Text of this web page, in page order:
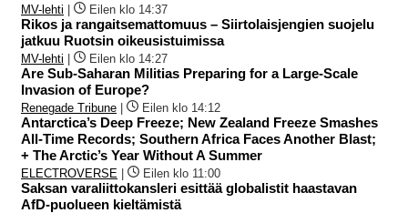
MV-lehti Eilen klo 14:37
Rikos ja rangaitsemattomuus – Siirtolaisjengien suojelu
jatkuu Ruotsin oikeusistuimissa
MV-lehti Eilen klo 14:27
Are Sub-Saharan Militias Preparing for a Large-Scale
Invasion of Europe?
Renegade Tribune Eilen klo 14:12
Antarctica’s Deep Freeze; New Zealand Freeze Smashes
All-Time Records; Southern Africa Faces Another Blast;
+ The Arctic’s Year Without A Summer
ELECTROVERSE Eilen klo 11:00
Saksan varaliittokansleri esittää globalistit haastavan
AfD-puolueen kieltämistä